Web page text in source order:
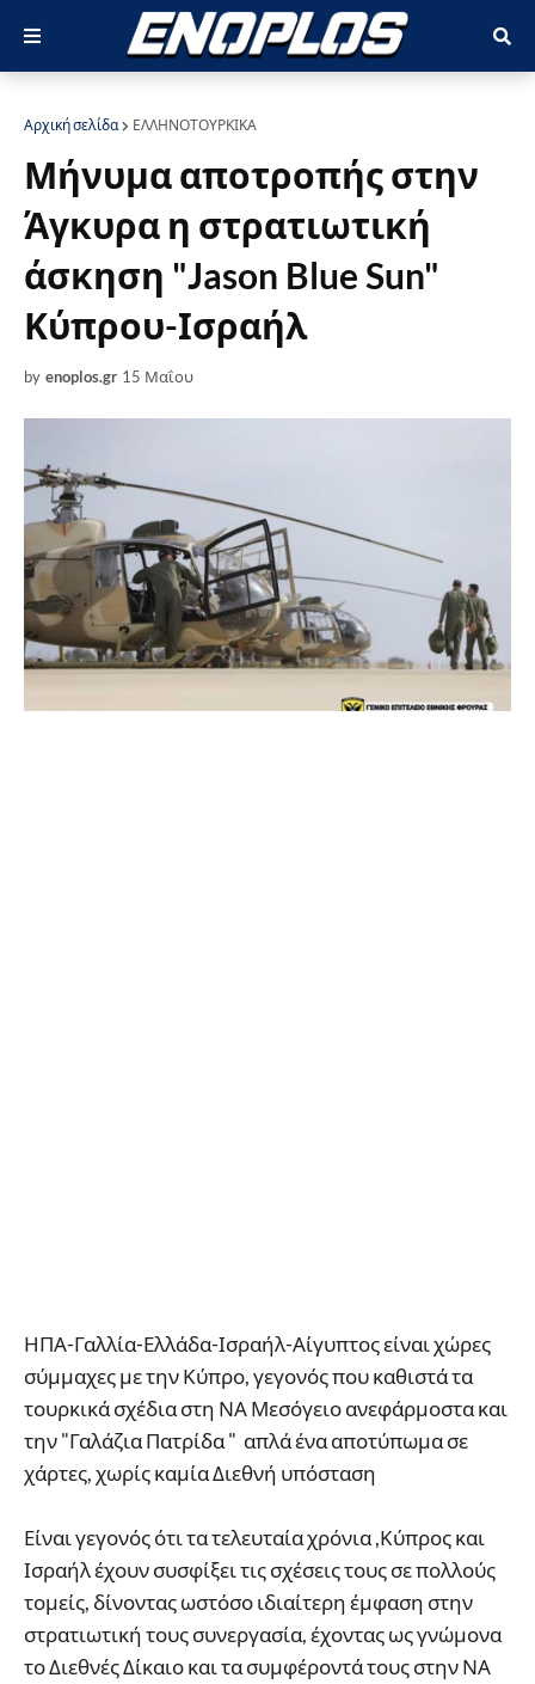
Αρχική σελίδα ΕΛΛΗΝΟΤΟΥΡΚΙΚΑ
Μήνυμα αποτροπής στην
Άγκυρα η στρατιωτική
άσκηση "Jason Blue Sun"
Κύπρου-Ισραήλ
by enoplos.gr 15 Μαΐου
ΗΠΑ-Γαλλία-Ελλάδα-Ισραήλ-Αίγυπτος είναι χώρες
σύμμαχες με την Κύπρο, γεγονός που καθιστά τα
τουρκικά σχέδια στη ΝΑ Μεσόγειο ανεφάρμοστα και
την "Γαλάζια Πατρίδα " απλά ένα αποτύπωμα σε
χάρτες, χωρίς καμία Διεθνή υπόσταση
Είναι γεγονός ότι τα τελευταία χρόνια ,Κύπρος και
Ισραήλ έχουν συσφίξει τις σχέσεις τους σε πολλούς
τομείς, δίνοντας ωστόσο ιδιαίτερη έμφαση στην
στρατιωτική τους συνεργασία, έχοντας ως γνώμονα
το Διεθνές Δίκαιο και τα συμφέροντά τους στην ΝΑ